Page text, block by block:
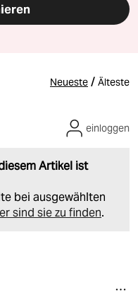
Neueste / Älteste
Artikel ist
bei ausgewählten
sind sie zu finden.
einloggen